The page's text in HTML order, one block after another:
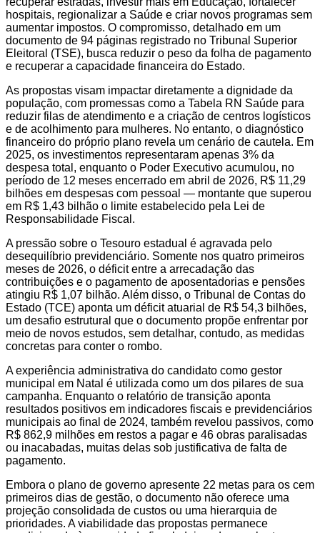
hospitais, regionalizar a Saúde e criar novos programas sem
aumentar impostos. O compromisso, detalhado em um
documento de 94 páginas registrado no Tribunal Superior
Eleitoral (TSE), busca reduzir o peso da folha de pagamento
e recuperar a capacidade financeira do Estado.
As propostas visam impactar diretamente a dignidade da
população, com promessas como a Tabela RN Saúde para
reduzir filas de atendimento e a criação de centros logísticos
e de acolhimento para mulheres. No entanto, o diagnóstico
financeiro do próprio plano revela um cenário de cautela. Em
2025, os investimentos representaram apenas 3% da
despesa total, enquanto o Poder Executivo acumulou, no
período de 12 meses encerrado em abril de 2026, R$ 11,29
bilhões em despesas com pessoal — montante que superou
em R$ 1,43 bilhão o limite estabelecido pela Lei de
Responsabilidade Fiscal.
A pressão sobre o Tesouro estadual é agravada pelo
desequilíbrio previdenciário. Somente nos quatro primeiros
meses de 2026, o déficit entre a arrecadação das
contribuições e o pagamento de aposentadorias e pensões
atingiu R$ 1,07 bilhão. Além disso, o Tribunal de Contas do
Estado (TCE) aponta um déficit atuarial de R$ 54,3 bilhões,
um desafio estrutural que o documento propõe enfrentar por
meio de novos estudos, sem detalhar, contudo, as medidas
concretas para conter o rombo.
A experiência administrativa do candidato como gestor
municipal em Natal é utilizada como um dos pilares de sua
campanha. Enquanto o relatório de transição aponta
resultados positivos em indicadores fiscais e previdenciários
municipais ao final de 2024, também revelou passivos, como
R$ 862,9 milhões em restos a pagar e 46 obras paralisadas
ou inacabadas, muitas delas sob justificativa de falta de
pagamento.
Embora o plano de governo apresente 22 metas para os cem
primeiros dias de gestão, o documento não oferece uma
projeção consolidada de custos ou uma hierarquia de
prioridades. A viabilidade das propostas permanece